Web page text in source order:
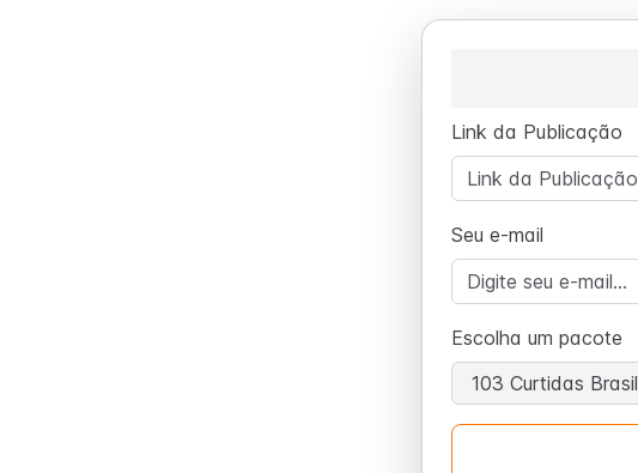
Link da Publicação
Seu e-mail
Escolha um pacote